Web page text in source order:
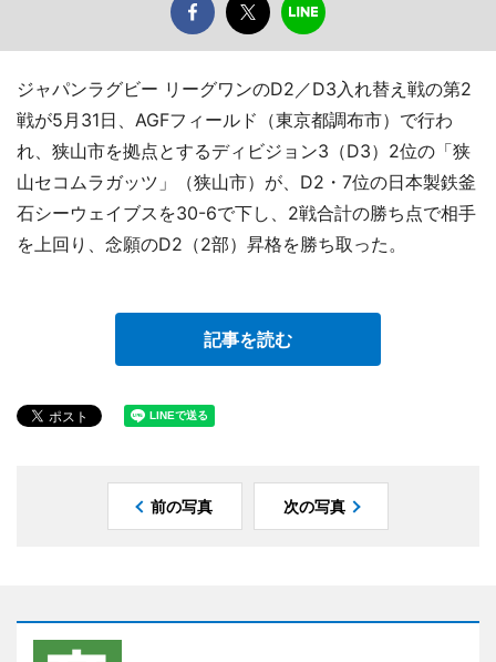
ジャパンラグビー リーグワンのD2／D3入れ替え戦の第2
戦が5月31日、AGFフィールド（東京都調布市）で行わ
れ、狭山市を拠点とするディビジョン3（D3）2位の「狭
山セコムラガッツ」（狭山市）が、D2・7位の日本製鉄釜
石シーウェイブスを30-6で下し、2戦合計の勝ち点で相手
を上回り、念願のD2（2部）昇格を勝ち取った。
記事を読む
前の写真 次の写真